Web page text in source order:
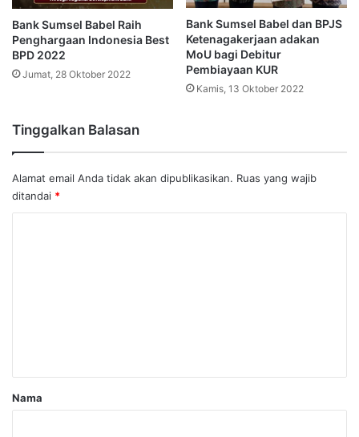
Bank Sumsel Babel Raih
Penghargaan Indonesia Best
BPD 2022
Jumat, 28 Oktober 2022
Bank Sumsel Babel dan BPJS
Ketenagakerjaan adakan
MoU bagi Debitur
Pembiayaan KUR
Kamis, 13 Oktober 2022
Tinggalkan Balasan
Alamat email Anda tidak akan dipublikasikan. Ruas yang wajib
ditandai *
rNama